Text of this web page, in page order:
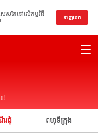
េសតែនៅលើកម្មវិធី
ទាញយក
!
ើរជុំ ពហុទីក្រុង